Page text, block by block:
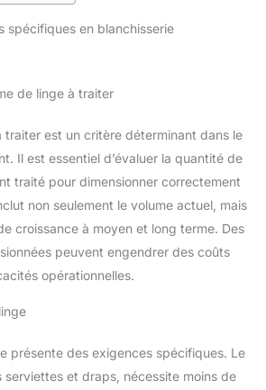
spécifiques en blanchisserie
de linge à traiter
traiter est un critère déterminant dans le
Il est essentiel d’évaluer la quantité de
traité pour dimensionner correctement
non seulement le volume actuel, mais
croissance à moyen et long terme. Des
peuvent engendrer des coûts
opérationnelles.
présente des exigences spécifiques. Le
serviettes et draps, nécessite moins de